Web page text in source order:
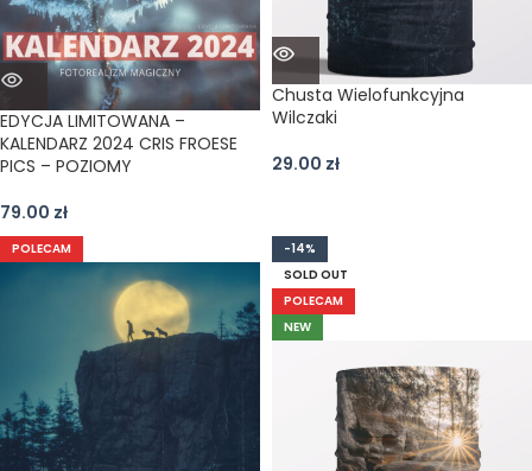
EDYCJA LIMITOWANA –
KALENDARZ 2024 CRIS FROESE
PICS – POZIOMY
79.00 zł
Chusta Wielofunkcyjna
Wilczaki
29.00 zł
POLECAM
-14%
SOLD OUT
POLECAM
NEW